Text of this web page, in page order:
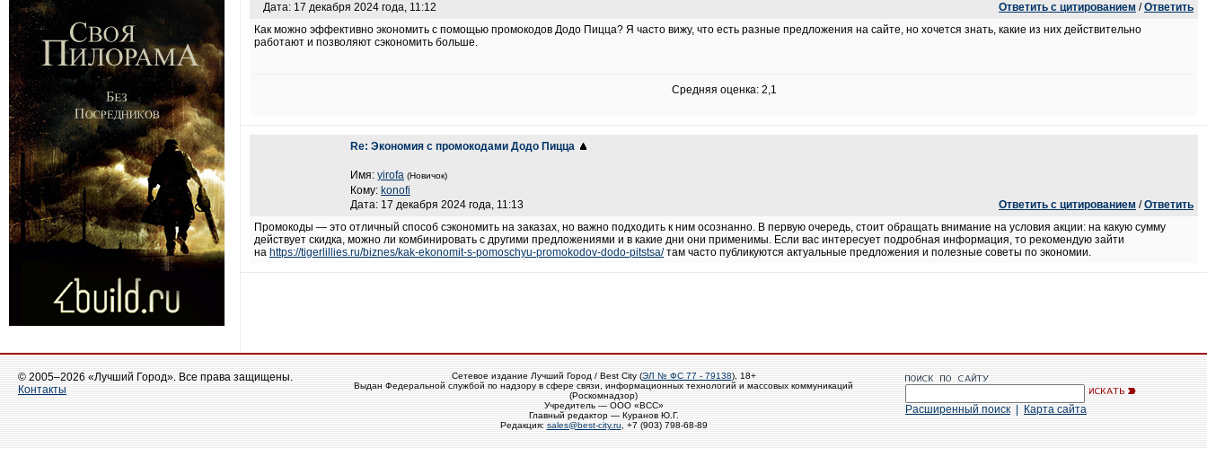
Дата: 17 декабря 2024 года, 11:12 Ответить с цитированием /Ответить
Как можно эффективно экономить с помощью промокодов Додо Пицца? Я часто вижу, что есть разные предложения на сайте, но хочется знать, какие из них действительно
работают и позволяют сэкономить больше.
Средняя оценка: 2,1
Re: Экономия с промокодами Додо Пицца
Имя: yirofa (Новичок)
Кому: konofi
Дата: 17 декабря 2024 года, 11:13
Ответить с цитированием /Ответить
Промокоды — это отличный способ сэкономить на заказах, но важно подходить к ним осознанно. В первую очередь, стоит обращать внимание на условия акции: на какую сумму
действует скидка, можно ли комбинировать с другими предложениями и в какие дни они применимы. Если вас интересует подробная информация, то рекомендую зайти
на https://tigerlillies.ru/biznes/kak-ekonomit-s-pomoschyu-promokodov-dodo-pitstsa/там часто публикуются актуальные предложения и полезные советы по экономии.
© 2005–2026 «Лучший Город». Все права защищены.
Контакты
Сетевое издание Лучший Город / Best City (ЭЛ № ФС 77 - 79138), 18+
Выдан Федеральной службой по надзору в сфере связи, информационных технологий и массовых коммуникаций
(Роскомнадзор)
Учредитель — ООО «ВСС»
Главный редактор — Куранов Ю.Г.
Редакция: sales@best-city.ru , +7 (903) 798-68-89
Расширенный поиск Карта сайта